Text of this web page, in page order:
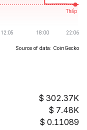
Source of data: CoinGecko
302.37K
7.48K
0.11089